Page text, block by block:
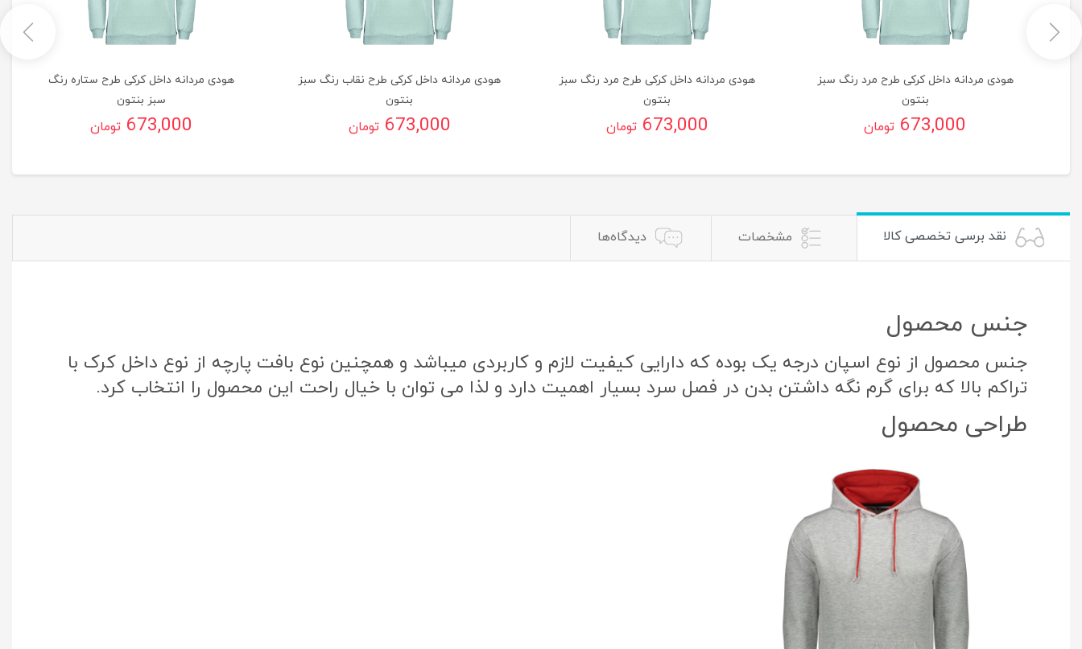
هودی مردانه داخل کرکی طرح مرد رنگ سبز
بنتون
673,000 تومان
هودی مردانه داخل کرکی طرح مرد رنگ سبز
بنتون
673,000 تومان
هودی مردانه داخل کرکی طرح نقاب رنگ سبز
بنتون
673,000 تومان
هودی مردانه داخل کرکی طرح ستاره رنگ
سبز بنتون
673,000 تومان
نقد برسی تخصصی کالا مشخصات دیدگاه‌ها
جنس محصول
جنس محصول از نوع اسپان درجه یک بوده که دارایی کیفیت لازم و کاربردی میباشد و همچنین نوع بافت پارچه از نوع داخل کرک با
تراکم بالا که برای گرم نگه داشتن بدن در فصل سرد بسیار اهمیت دارد و لذا می توان با خیال راحت این محصول را انتخاب کرد.
طراحی محصول